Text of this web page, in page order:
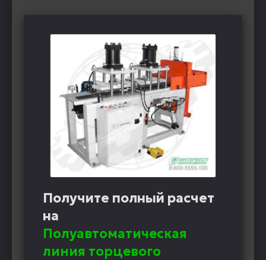
Получите полный расчет
на
Полуавтоматическая
линия торцевого